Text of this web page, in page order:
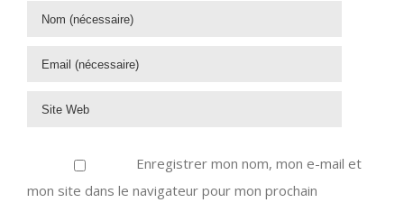
Enregistrer mon nom, mon e-mail et
mon site dans le navigateur pour mon prochain